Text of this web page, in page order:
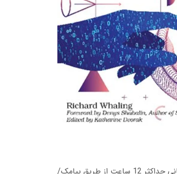
زمان تحویل کتاب های 600 هزار تومانی دانلود فوری از حساب کاربری می باشد، و زمان تحویل لینک دانلود کتاب های 500 هزار تومانی حداکثر 12 ساعت از طریق پیامک/